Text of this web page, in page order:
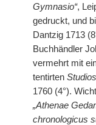
Gymnasio“,
gedruckt, und
Dantzig 1713
Buchhändler
vermehrt mit
tentirten
1760 (4°).
„Athenae
chronologicus